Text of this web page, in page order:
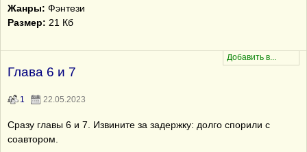
Жанры: Фэнтези
Размер: 21 Кб
Глава 6 и 7
1 22.05.2023
Сразу главы 6 и 7. Извините за задержку: долго спорили с
соавтором.